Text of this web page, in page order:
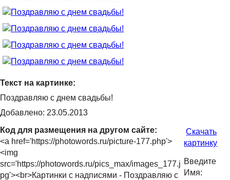
Текст на картинке:
Поздравляю с днем свадьбы!
Добавлено: 23.05.2013
Код для размещения на другом сайте:
<a href='https://photowords.ru/picture-177.php'>
<img
src='https://photowords.ru/pics_max/images_177.j
pg'><br>Картинки с надписями - Поздравляю с
Скачать
картинку
Введите
Имя: